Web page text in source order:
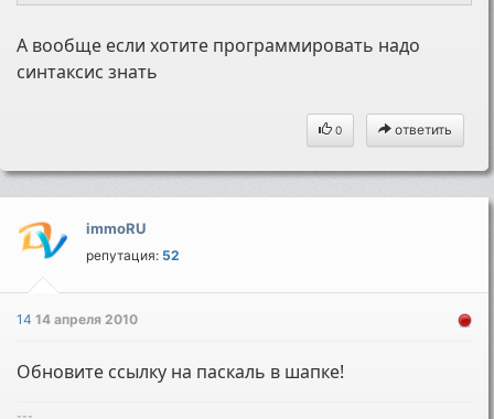
А вообще если хотите программировать надо
синтаксис знать
0 ответить
immoRU
репутация: 52
1414 апреля 2010
Обновите ссылку на паскаль в шапке!
---